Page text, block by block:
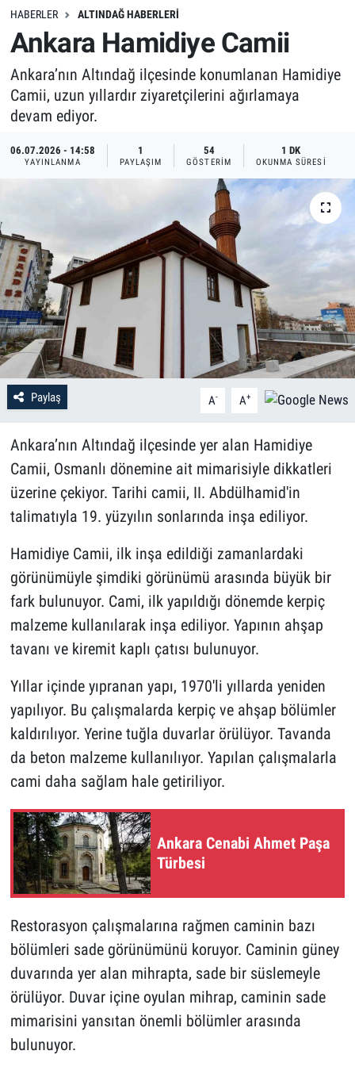
HABERLER ALTINDAĞ HABERLERI
Ankara Hamidiye Camii
Ankara’nın Altındağ ilçesinde konumlanan Hamidiye
Camii, uzun yıllardır ziyaretçilerini ağırlamaya
devam ediyor.
06.07.2026 - 14:58
YAYINLANMA
1
PAYLAŞIM
54
GÖSTERIM
1 DK
OKUNMA SÜRESI
Paylaş A- A+
Ankara’nın Altındağ ilçesinde yer alan Hamidiye
Camii, Osmanlı dönemine ait mimarisiyle dikkatleri
üzerine çekiyor. Tarihi camii, II. Abdülhamid'in
talimatıyla 19. yüzyılın sonlarında inşa ediliyor.
Hamidiye Camii, ilk inşa edildiği zamanlardaki
görünümüyle şimdiki görünümü arasında büyük bir
fark bulunuyor. Cami, ilk yapıldığı dönemde kerpiç
malzeme kullanılarak inşa ediliyor. Yapının ahşap
tavanı ve kiremit kaplı çatısı bulunuyor.
Yıllar içinde yıpranan yapı, 1970'li yıllarda yeniden
yapılıyor. Bu çalışmalarda kerpiç ve ahşap bölümler
kaldırılıyor. Yerine tuğla duvarlar örülüyor. Tavanda
da beton malzeme kullanılıyor. Yapılan çalışmalarla
cami daha sağlam hale getiriliyor.
Ankara Cenabi Ahmet Paşa
Türbesi
Restorasyon çalışmalarına rağmen caminin bazı
bölümleri sade görünümünü koruyor. Caminin güney
duvarında yer alan mihrapta, sade bir süslemeyle
örülüyor. Duvar içine oyulan mihrap, caminin sade
mimarisini yansıtan önemli bölümler arasında
bulunuyor.